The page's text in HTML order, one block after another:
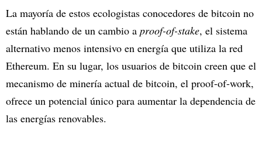
La mayoría de estos ecologistas conocedores de bitcoin no
están hablando de un cambio a proof-of-stake, el sistema
alternativo menos intensivo en energía que utiliza la red
Ethereum. En su lugar, los usuarios de bitcoin creen que el
mecanismo de minería actual de bitcoin, el proof-of-work,
ofrece un potencial único para aumentar la dependencia de
las energías renovables.